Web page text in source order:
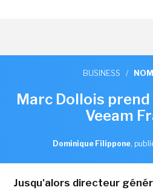
BUSINESS /
Marc Dollois
Veeam
Dominique Filippone,
Jusqu'alors directeur